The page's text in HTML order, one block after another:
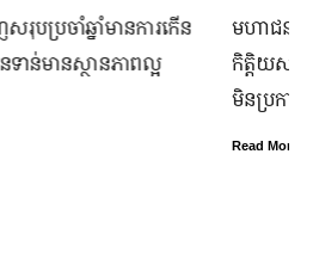
ម៉ៅ ចំណាន បាន​យ៉ាង​ច្បាស់​ទាំង​
ក្នុង​សង្គម។ សេដ្ឋី​នី​រូប​នេះ​ជា​មនុស្ស​